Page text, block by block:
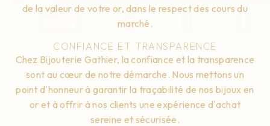
de la valeur de votre or, dans le respect des cours du
marché.
CONFIANCE ET TRANSPARENCE
Chez Bijouterie Gathier, la confiance et la transparence
sont au cœur de notre démarche. Nous mettons un
point d'honneur à garantir la traçabilité de nos bijoux en
or et à offrir à nos clients une expérience d'achat
sereine et sécurisée.